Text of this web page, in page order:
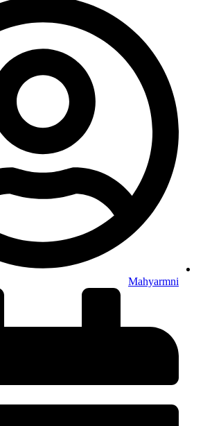
Mahyarmni